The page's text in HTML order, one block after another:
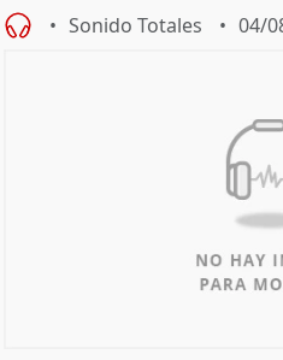
Sonido Totales 04/